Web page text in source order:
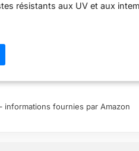
résistants aux UV et aux
balustrades sûres et des
Nombreuses possibilités de jeu :
de possibilités de jeu pour
fonctions supplémentaires telles
ou les modules de jeu
: le toboggan pour enfants est
informations fournies par Amazon